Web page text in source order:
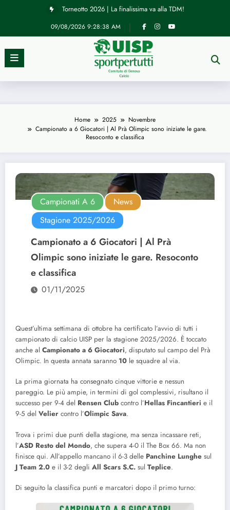
Torneotto 2026 | La finalissima va alla TDM!
09/08/2026 9:28:38 AM
Home 2025
Novembre
Campionato a 6 Giocatori | Al Prà Olimpic sono iniziate le gare.
Resoconto e classifica
Campionati A 6
News
Stagione 2025/2026
Campionato a 6 Giocatori | Al Prà
Olimpic sono iniziate le gare. Resoconto
e classifica
01/11/2025
Quest’ultima settimana di ottobre ha certificato l’avvio di tutti i
campionato di calcio UISP per la stagione 2025/2026. È toccato
anche al Campionato a 6 Giocatori, disputato sul campo del Prà
Olimpic. In questa annata saranno 10 le squadre al via.
La prima giornata ha consegnato cinque vittorie e nessun
pareggio. Le più ampie, in termini di gol complessivi, risultano il
successo per 9-4 del Rensen Club contro l’Hellas Fincantieri e il
9-5 del Velier contro l’Olimpic Sava.
Trova i primi due punti della stagione, ma senza incassare reti,
l’ASD Resto del Mondo, che supera 4-0 il The Box 66. Ma non
finisce qui. All’appello mancano il 6-3 delle Panchine Lunghe sul
J Team 2.0 e il 3-2 degli All Scars S.C. sul Teplice.
Di seguito la classifica punti e marcatori dopo il primo turno: